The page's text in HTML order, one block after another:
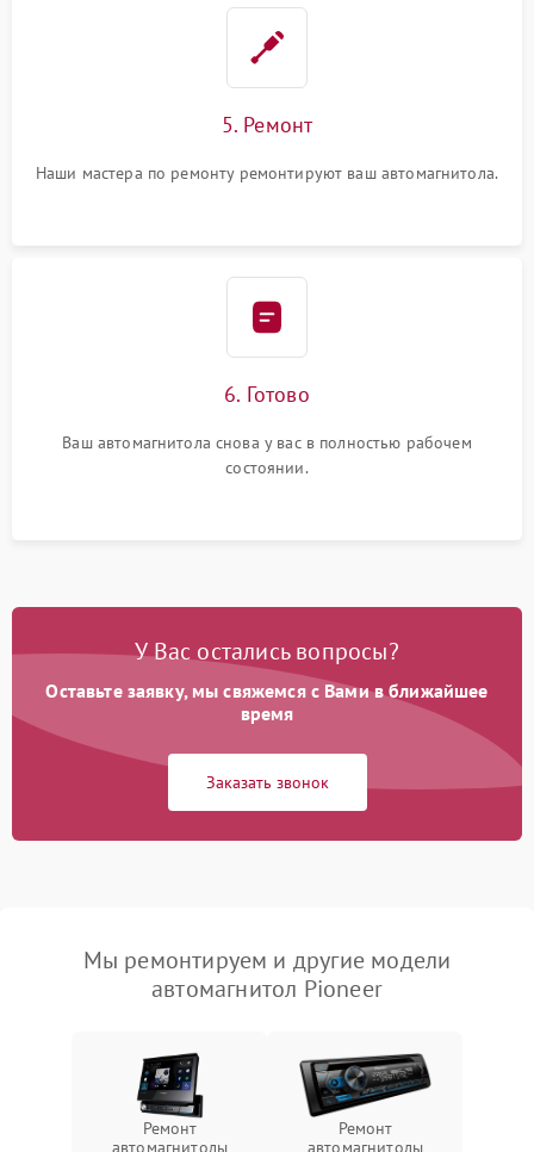
5. Ремонт
Наши мастера по ремонту ремонтируют ваш автомагнитола.
6. Готово
Ваш автомагнитола снова у вас в полностью рабочем
состоянии.
У Вас остались вопросы?
Оставьте заявку, мы свяжемся с Вами в ближайшее
время
Заказать звонок
Мы ремонтируем и другие модели
автомагнитол Pioneer
Ремонт
автомагнитолы
Ремонт
автомагнитолы